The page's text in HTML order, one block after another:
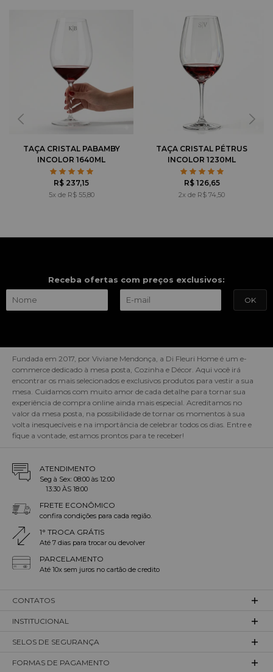
TAÇA CRISTAL PABAMBY
INCOLOR 1640ML
R$ 237,15
5x de R$ 55,80
TAÇA CRISTAL PÉTRUS
INCOLOR 1230ML
R$ 126,65
2x de R$ 74,50
Receba ofertas com preços exclusivos:
Fundada em 2017, por Viviane Mendonça, a Di Fleuri Home é um e-
commerce dedicado à mesa posta, Cozinha e Décor. Aqui você irá
encontrar os mais selecionados e exclusivos produtos para vestir a sua
mesa. Cuidamos com muito amor de cada detalhe para tornar sua
experiência de compra online ainda mais especial. Acreditamos no
valor da mesa posta, na possibilidade de tornar os momentos à sua
volta inesquecíveis e na importância de celebrar todos os dias. Entre e
fique a vontade, estamos prontos para te receber!
ATENDIMENTO
Seg à Sex: 08:00 às 12:00
13:30 ÀS 18:00
FRETE ECONÔMICO
confira condições para cada região.
1° TROCA GRÁTIS
Até 7 dias para trocar ou devolver
PARCELAMENTO
Até 10x sem juros no cartão de credito
CONTATOS
INSTITUCIONAL
SELOS DE SEGURANÇA
FORMAS DE PAGAMENTO